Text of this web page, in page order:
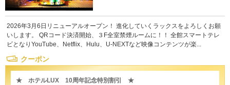
2026年3月6日リニューアルオープン！ 進化していくラックスをよろしくお願
いします。 QRコード決済開始、３F全室禁煙ルームに！！ 全館スマートテレ
ビとなりYouTube、Netflix、Hulu、U-NEXTなど映像コンテンツが楽...
クーポン
★ ホテルLUX 10周年記念特別割引 ★